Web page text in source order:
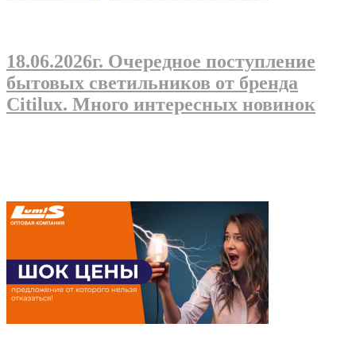
18.06.2026г. Очередное поступление
бытовых светильников от бренда
Citilux. Много интересных новинок